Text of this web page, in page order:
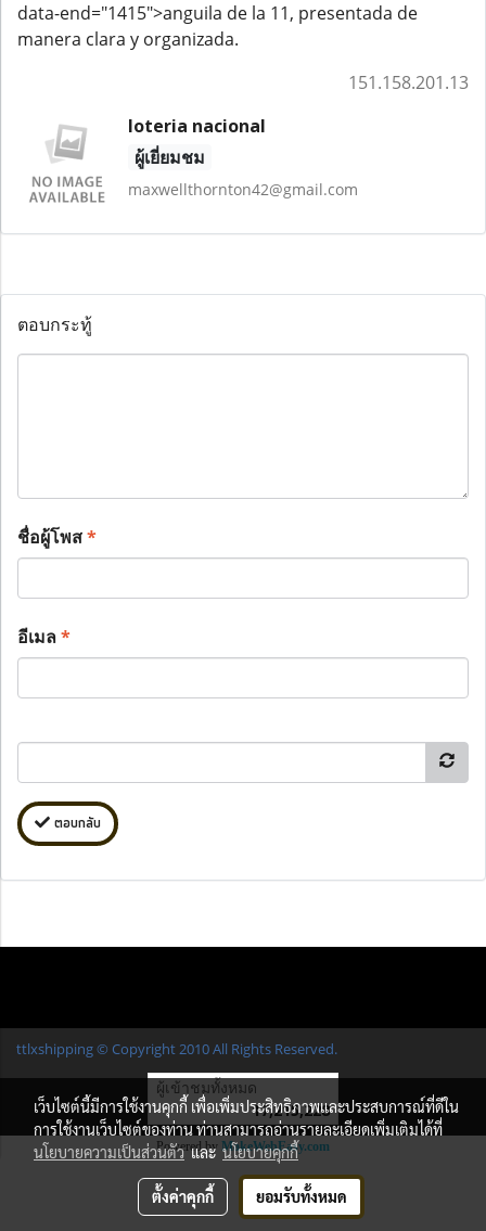
data-end="1415">anguila de la 11, presentada de
manera clara y organizada.
151.158.201.13
loteria nacional
ผู้เยี่ยมชม
maxwellthornton42@gmail.com
ตอบกระทู้
ชื่อผู้โพส*
อีเมล*
ตอบกลับ
ttlxshipping © Copyright 2010 All Rights Reserved.
ผู้เข้าชมทั้งหมด
17,215,228
Powered by MakeWebEasy.com
เว็บไซต์นี้มีการใช้งานคุกกี้ เพื่อเพิ่มประสิทธิภาพและประสบการณ์ที่ดีใน
การใช้งานเว็บไซต์ของท่าน ท่านสามารถอ่านรายละเอียดเพิ่มเติมได้ที่
นโยบายความเป็นส่วนตัวและ นโยบายคุกกี้
ตั้งค่าคุกกี้ ยอมรับทั้งหมด